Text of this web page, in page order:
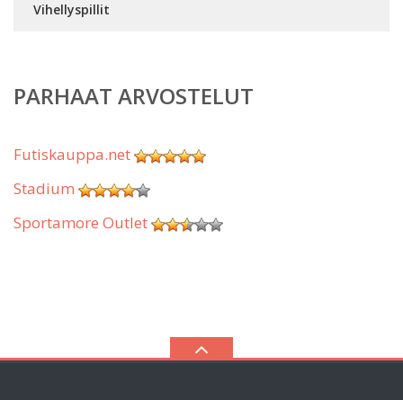
Vihellyspillit
PARHAAT ARVOSTELUT
Futiskauppa.net
Stadium
Sportamore Outlet